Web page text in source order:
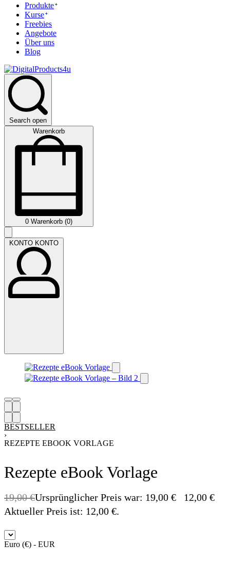
Produkte
Kurse
Freebies
Angebote
Über uns
Blog
Search open
Warenkorb
0 Warenkorb (0)
KONTO KONTO
BESTSELLER
›
REZEPTE EBOOK VORLAGE
Rezepte eBook Vorlage
19,00€Ursprünglicher Preis war: 19,00 € 12,00 €
Aktueller Preis ist: 12,00 €.
Euro (€) - EUR